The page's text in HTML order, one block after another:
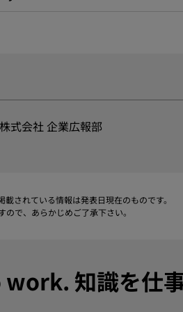
式会社 企業広報部
されている情報は発表日現在のものです。
で、あらかじめご了承下さい。
知識を仕事